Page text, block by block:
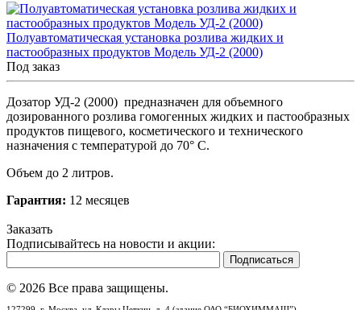
Полуавтоматическая установка розлива жидких и
пастообразных продуктов Модель УД-2 (2000)
Под заказ
Дозатор УД-2 (2000) предназначен для объемного
дозированного розлива гомогенных жидких и пастообразных
продуктов пищевого, косметического и технического
назначения с температурой до 70° С.
Объем до 2 литров.
Гарантия: 12 месяцев
Заказать
Подписывайтесь на новости и акции:
© 2026 Все права защищены.